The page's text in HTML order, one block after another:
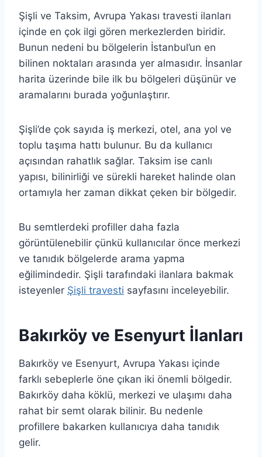
Şişli ve Taksim, Avrupa Yakası travesti ilanları
içinde en çok ilgi gören merkezlerden biridir.
Bunun nedeni bu bölgelerin İstanbul’un en
bilinen noktaları arasında yer almasıdır. İnsanlar
harita üzerinde bile ilk bu bölgeleri düşünür ve
aramalarını burada yoğunlaştırır.
Şişli’de çok sayıda iş merkezi, otel, ana yol ve
toplu taşıma hattı bulunur. Bu da kullanıcı
açısından rahatlık sağlar. Taksim ise canlı
yapısı, bilinirliği ve sürekli hareket halinde olan
ortamıyla her zaman dikkat çeken bir bölgedir.
Bu semtlerdeki profiller daha fazla
görüntülenebilir çünkü kullanıcılar önce merkezi
ve tanıdık bölgelerde arama yapma
eğilimindedir. Şişli tarafındaki ilanlara bakmak
isteyenler Şişli travesti sayfasını inceleyebilir.
Bakırköy ve Esenyurt İlanları
Bakırköy ve Esenyurt, Avrupa Yakası içinde
farklı sebeplerle öne çıkan iki önemli bölgedir.
Bakırköy daha köklü, merkezi ve ulaşımı daha
rahat bir semt olarak bilinir. Bu nedenle
profillere bakarken kullanıcıya daha tanıdık
gelir.